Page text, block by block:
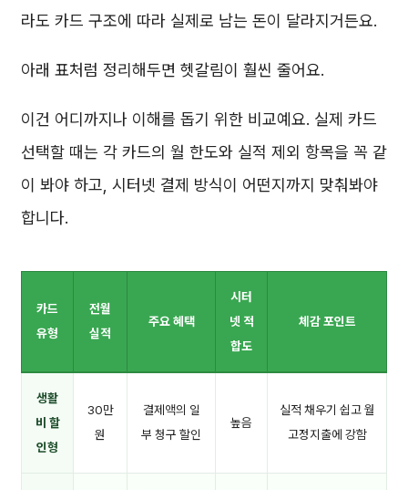
라도 카드 구조에 따라 실제로 남는 돈이 달라지거든요.
아래 표처럼 정리해두면 헷갈림이 훨씬 줄어요.
이건 어디까지나 이해를 돕기 위한 비교예요. 실제 카드
선택할 때는 각 카드의 월 한도와 실적 제외 항목을 꼭 같
이 봐야 하고, 시터넷 결제 방식이 어떤지까지 맞춰봐야
합니다.
카드
유형
전월
실적
주요 혜택
시터
넷 적
합도
체감 포인트
생활
비 할
인형
30만
원
결제액의 일
부 청구 할인
높음
실적 채우기 쉽고 월
고정지출에 강함